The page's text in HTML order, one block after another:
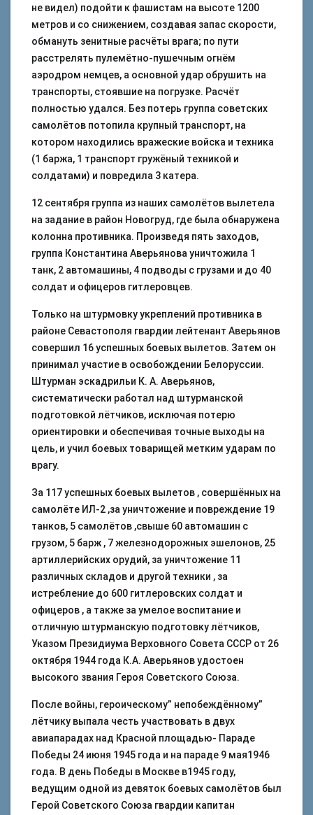
не видел) подойти к фашистам на высоте 1200
метров и со снижением, создавая запас скорости,
обмануть зенитные расчёты врага; по пути
расстрелять пулемётно-пушечным огнём
аэродром немцев, а основной удар обрушить на
транспорты, стоявшие на погрузке. Расчёт
полностью удался. Без потерь группа советских
самолётов потопила крупный транспорт, на
котором находились вражеские войска и техника
(1 баржа, 1 транспорт гружёный техникой и
солдатами) и повредила 3 катера.
12 сентября группа из наших самолётов вылетела
на задание в район Новогруд, где была обнаружена
колонна противника. Произведя пять заходов,
группа Константина Аверьянова уничтожила 1
танк, 2 автомашины, 4 подводы с грузами и до 40
солдат и офицеров гитлеровцев.
Только на штурмовку укреплений противника в
районе Севастополя гвардии лейтенант Аверьянов
совершил 16 успешных боевых вылетов. Затем он
принимал участие в освобождении Белоруссии.
Штурман эскадрильи К. А. Аверьянов,
систематически работал над штурманской
подготовкой лётчиков, исключая потерю
ориентировки и обеспечивая точные выходы на
цель, и учил боевых товарищей метким ударам по
врагу.
За 117 успешных боевых вылетов , совершённых на
самолёте ИЛ-2 ,за уничтожение и повреждение 19
танков, 5 самолётов ,свыше 60 автомашин с
грузом, 5 барж , 7 железнодорожных эшелонов, 25
артиллерийских орудий, за уничтожение 11
различных складов и другой техники , за
истребление до 600 гитлеровских солдат и
офицеров , а также за умелое воспитание и
отличную штурманскую подготовку лётчиков,
Указом Президиума Верховного Совета СССР от 26
октября 1944 года К.А. Аверьянов удостоен
высокого звания Героя Советского Союза.
После войны, героическому” непобеждённому”
лётчику выпала честь участвовать в двух
авиапарадах над Красной площадью- Параде
Победы 24 июня 1945 года и на параде 9 мая1946
года. В день Победы в Москве в1945 году,
ведущим одной из девяток боевых самолётов был
Герой Советского Союза гвардии капитан